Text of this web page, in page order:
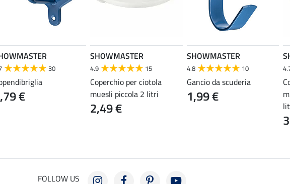
30
€
SHOWMASTER
4.9 15
Coperchio per ciotola
muesli piccola 2 litri
2,49 €
SHOWMASTER
4.8 10
Gancio da scuderia
1,99 €
FOLLOW US